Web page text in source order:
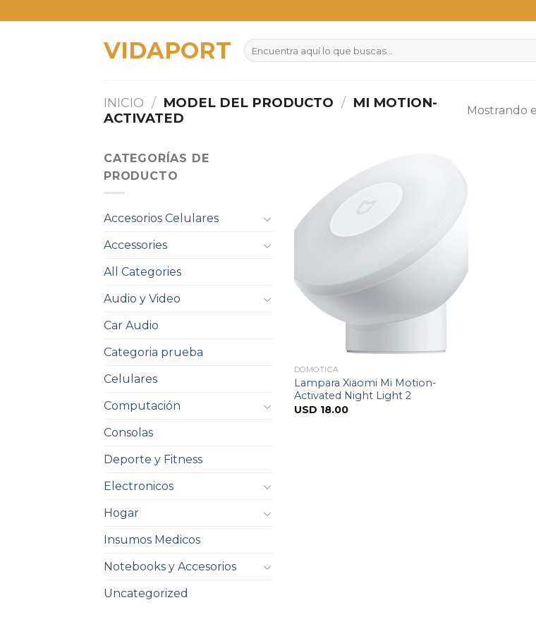
to
VIDAPORT
Buscar
por:
INICIO / MODEL DEL PRODUCTO / MI MOTION-
ACTIVATED
Mostrando
CATEGORÍAS DE
PRODUCTO
Accesorios Celulares
Accessories
All Categories
Audio y Video
Car Audio
Categoria prueba
Celulares
Computación
Consolas
Deporte y Fitness
Electronicos
Hogar
Insumos Medicos
Notebooks y Accesorios
Uncategorized
DOMÓTICA
Lampara Xiaomi Mi Motion-
Activated Night Light 2
USD 18.00